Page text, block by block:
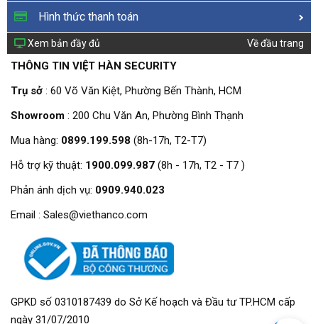
Hình thức thanh toán
Xem bản đầy đủ Về đầu trang
THÔNG TIN VIỆT HÀN SECURITY
Trụ sở : 60 Võ Văn Kiệt, Phường Bến Thành, HCM
Showroom : 200 Chu Văn An, Phường Bình Thạnh
Mua hàng: 0899.199.598 (8h-17h, T2-T7)
Hỗ trợ kỹ thuật: 1900.099.987 (8h - 17h, T2 - T7 )
Phản ánh dịch vụ: 0909.940.023
Email : Sales@viethanco.com
GPKD số 0310187439 do Sở Kế hoạch và Đầu tư TP.HCM cấp
ngày 31/07/2010